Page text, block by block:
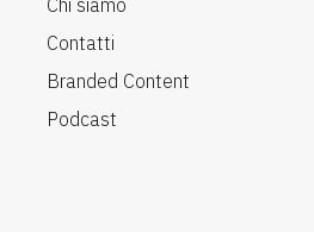
Contatti
Branded Content
Podcast